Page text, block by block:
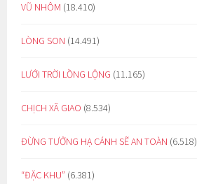
VŨ NHÔM (18.410)
LÒNG SON (14.491)
LƯỚI TRỜI LỒNG LỘNG (11.165)
CHỊCH XÃ GIAO (8.534)
ĐỪNG TƯỞNG HẠ CÁNH SẼ AN TOÀN (6.518)
“ĐẶC KHU” (6.381)